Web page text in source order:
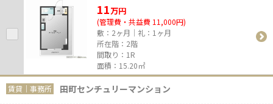
11万円
(管理費・共益費 11,000円)
敷：2ヶ月｜礼：1ヶ月
所在階：2階
間取り：1R
面積：15.20㎡
賃貸｜事務所 田町センチュリーマンション